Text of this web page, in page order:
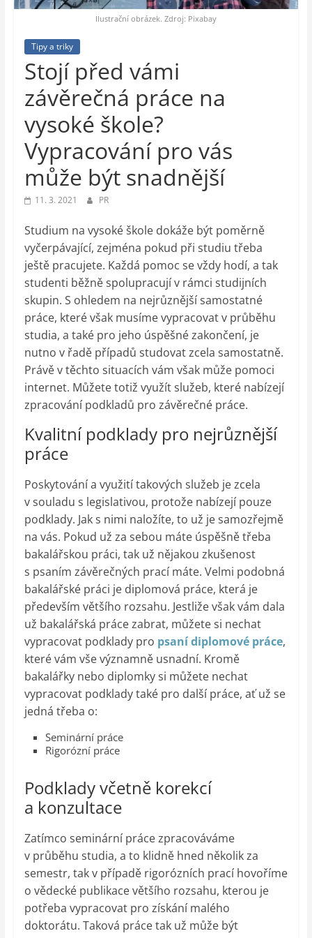
vesmír
Ilustrační obrázek. Zdroj: Pixabay
Tipy a triky
Stojí před vámi
závěrečná práce na
vysoké škole?
Vypracování pro vás
může být snadnější
11. 3. 2021 PR
Studium na vysoké škole dokáže být poměrně
vyčerpávající, zejména pokud při studiu třeba
ještě pracujete. Každá pomoc se vždy hodí, a tak
studenti běžně spolupracují v rámci studijních
skupin. S ohledem na nejrůznější samostatné
práce, které však musíme vypracovat v průběhu
studia, a také pro jeho úspěšné zakončení, je
nutno v řadě případů studovat zcela samostatně.
Právě v těchto situacích vám však může pomoci
internet. Můžete totiž využít služeb, které nabízejí
zpracování podkladů pro závěrečné práce.
Kvalitní podklady pro nejrůznější
práce
Poskytování a využití takových služeb je zcela
v souladu s legislativou, protože nabízejí pouze
podklady. Jak s nimi naložíte, to už je samozřejmě
na vás. Pokud už za sebou máte úspěšně třeba
bakalářskou práci, tak už nějakou zkušenost
s psaním závěrečných prací máte. Velmi podobná
bakalářské práci je diplomová práce, která je
především většího rozsahu. Jestliže však vám dala
už bakalářská práce zabrat, můžete si nechat
vypracovat podklady pro psaní diplomové práce,
které vám vše významně usnadní. Kromě
bakalářky nebo diplomky si můžete nechat
vypracovat podklady také pro další práce, ať už se
jedná třeba o:
Seminární práce
Rigorózní práce
Podklady včetně korekcí
a konzultace
Zatímco seminární práce zpracováváme
v průběhu studia, a to klidně hned několik za
semestr, tak v případě rigorózních prací hovoříme
o vědecké publikace většího rozsahu, kterou je
potřeba vypracovat pro získání malého
doktorátu. Taková práce tak už může být